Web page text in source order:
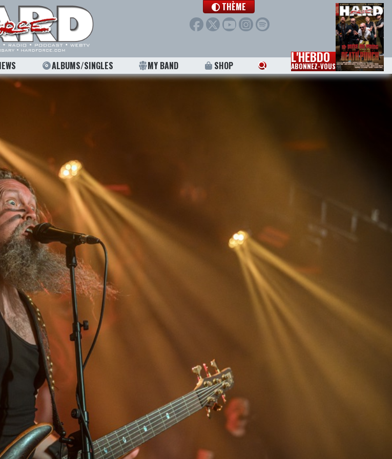
THÈME
ALBUMS/SINGLES MY BAND SHOP L'HEBDO
ABONNEZ-VOUS